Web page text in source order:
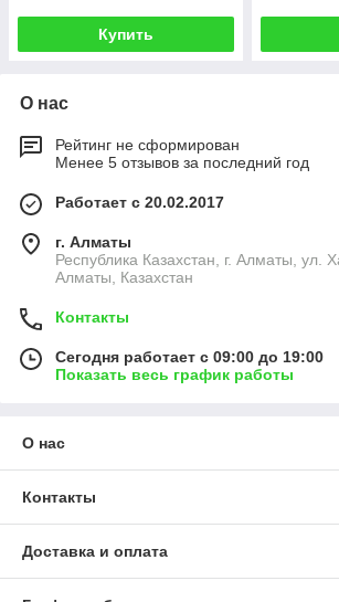
Купить
О нас
Рейтинг не сформирован
Менее 5 отзывов за последний год
Работает с 20.02.2017
г. Алматы
Республика Казахстан, г. Алматы, ул.
Алматы, Казахстан
Контакты
Сегодня работает с 09:00 до 19:00
Показать весь график работы
О нас
Контакты
Доставка и оплата